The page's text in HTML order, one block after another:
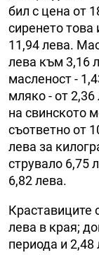
бил с цена от
сиренето
11,94 лева.
лева към 3,16
масленост -
мляко - от
на свинското
съответно от
лева за
струвало 6,75
6,82 лева.
Краставиците
лева в края;
периода и 2,48